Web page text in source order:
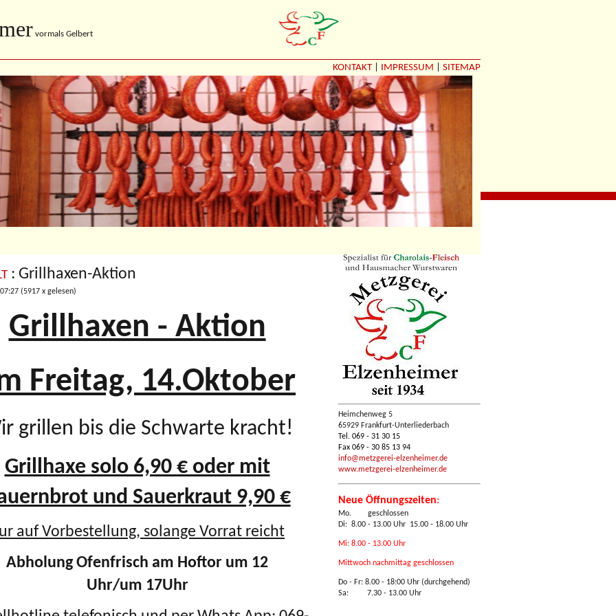
vormals Gelbert
KONTAKT| IMPRESSUM SITEMAP
: Grillhaxen-Aktion
(5917 x gelesen)
Grillhaxen - Aktion
Freitag, 14.Oktober
grillen bis die Schwarte kracht!
Grillhaxe solo 6,90 € oder mit
und Sauerkraut 9,90 €
auf Vorbestellung, solange Vorrat reicht
Abholung Ofenfrisch am Hoftor um 12
Uhr/um 17Uhr
Heimchenweg 5
65929 Frankfurt-Unterliederbach
Tel. 069 - 31 30 15
Fax 069 - 30 85 13 94
info@metzgerei-elzenheimer.de
www.metzgerei-elzenheimer.de
Neue Öffnungszeiten:
Mo. geschlossen
Di: 8.00 - 13.00 Uhr 15.00 - 18.00 Uhr
Mi: 8.00 - 13.00 Uhr
Mittwoch nachmittag geschlossen
Do - Fr: 8.00 - 18:00 Uhr (durchgehend)
Sa: 7.30 - 13.00 Uhr